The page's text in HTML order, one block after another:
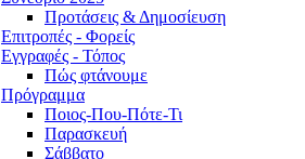
Προτάσεις & Δημοσίευση
Επιτροπές - Φορείς
Εγγραφές - Τόπος
Πώς φτάνουμε
Πρόγραμμα
Ποιος-Που-Πότε-Τι
Παρασκευή
Σάββατο